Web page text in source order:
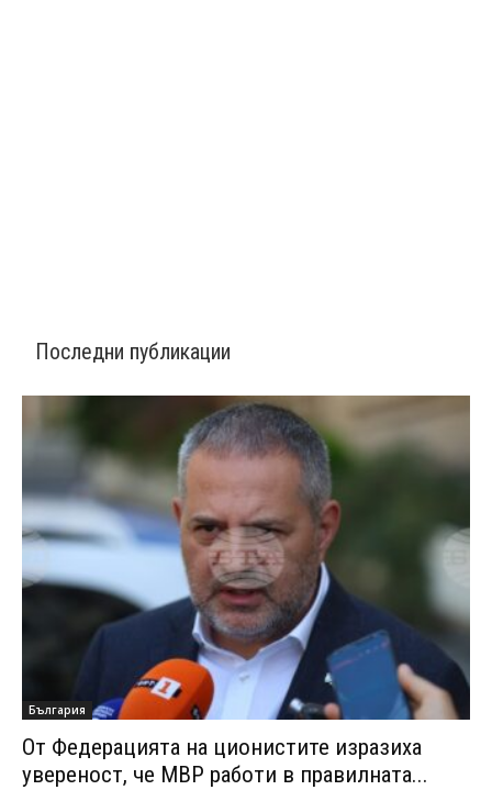
Последни публикации
България
От Федерацията на ционистите изразиха
увереност, че МВР работи в правилната...